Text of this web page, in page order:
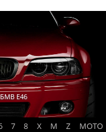
Е46
7 8 X M Z
MOTO